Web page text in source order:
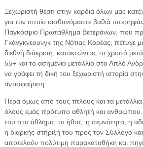
Ξεχωριστή θέση στην καρδιά όλων μας
για τον οποίο αισθανόμαστε βαθιά
Παγκόσμιο Πρωτάθλημα Βετεράνων, που
Γκάνγκνεουνγκ της Νότιας Κορέας, πέτυχε
διεθνή διάκριση, κατακτώντας το χρυσό
55+ και το ασημένιο μετάλλιο στο Απλό
να γράφει τη δική του ξεχωριστή ιστορία
αντισφαίριση.
Πέρα όμως από τους τίτλους και τα
όλους εμάς πρότυπο αθλητή και
του στο άθλημα, το ήθος, η σεμνότητα, η
η διαρκής στήριξή του προς τον Σύλλογο
αποτελούν πολύτιμη παρακαταθήκη και